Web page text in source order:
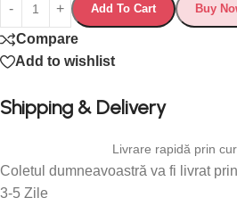
Add To Cart Buy
Compare
Add to wishlist
Shipping & Delivery
Livrare rapidă prin
Coletul dumneavoastră va fi livrat
3-5 Zile